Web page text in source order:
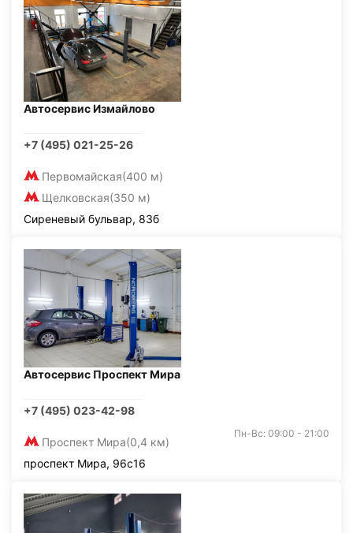
Автосервис Измайлово
+7 (495) 021-25-26
Первомайская(400 м)
Щелковская(350 м)
Сиреневый бульвар, 83б
Автосервис Проспект Мира
+7 (495) 023-42-98
Проспект Мира(0,4 км)
Пн-Вс: 09:00 - 21:00
проспект Мира, 96с16